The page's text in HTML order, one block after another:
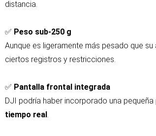
distancia.
✅ Peso sub-250 g
Aunque es ligeramente más pesado que
ciertos registros y restricciones.
✅ Pantalla frontal integrada
DJI podría haber incorporado una
tiempo real .